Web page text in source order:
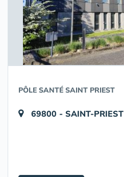
PÔLE SANTÉ SAINT PRIEST
69800 - SAINT-PRIEST